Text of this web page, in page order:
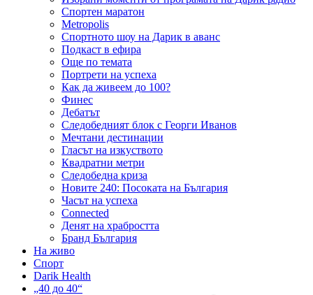
Спортен маратон
Metropolis
Спортното шоу на Дарик в аванс
Подкаст в ефира
Още по темата
Портрети на успеха
Как да живеем до 100?
Финес
Дебатът
Следобедният блок с Георги Иванов
Мечтани дестинации
Гласът на изкуството
Квадратни метри
Следобедна криза
Новите 240: Посоката на България
Часът на успеха
Connected
Денят на храбростта
Бранд България
На живо
Спорт
Darik Health
„40 до 40“